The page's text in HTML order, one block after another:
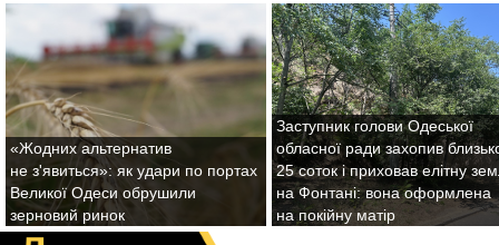
«Жодних альтернатив
не з'явиться»: як удари по портах
Великої Одеси обрушили
зерновий ринок
Заступник голови Одеської
обласної ради захопив
25 соток і приховав елітну
на Фонтані: вона оформлена
на покійну матір